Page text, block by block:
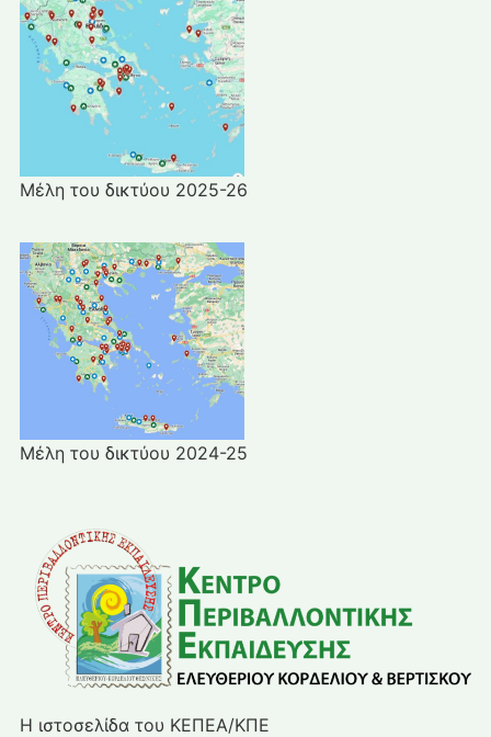
Μέλη του δικτύου 2025-26
Μέλη του δικτύου 2024-25
Η ιστοσελίδα του ΚΕΠΕΑ/ΚΠΕ